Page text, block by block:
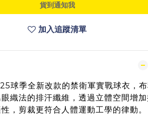
貨到通知我
加入追蹤清單
球季全新改款的禁衛軍實戰球衣，
織法的排汗纖維，透過立體空間增
，剪裁更符合人體運動工學的律動。